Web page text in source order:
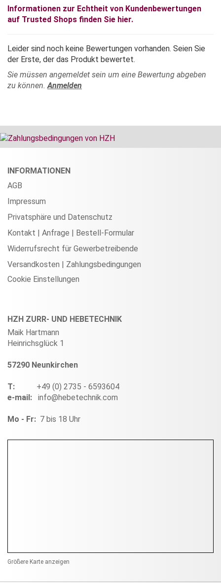
Informationen zur Echtheit von Kundenbewertungen
auf Trusted Shops finden Sie hier.
Leider sind noch keine Bewertungen vorhanden. Seien Sie
der Erste, der das Produkt bewertet.
Sie müssen angemeldet sein um eine Bewertung abgeben
zu können. Anmelden
INFORMATIONEN
AGB
Impressum
Privatsphäre und Datenschutz
Kontakt | Anfrage | Bestell-Formular
Widerrufsrecht für Gewerbetreibende
Versandkosten | Zahlungsbedingungen
Cookie Einstellungen
HZH ZURR- UND HEBETECHNIK
Maik Hartmann
Heinrichsglück 1
57290 Neunkirchen
T: +49 (0) 2735 - 6593604
e-mail: info@hebetechnik.com
Mo - Fr: 7 bis 18 Uhr
Größere Karte anzeigen